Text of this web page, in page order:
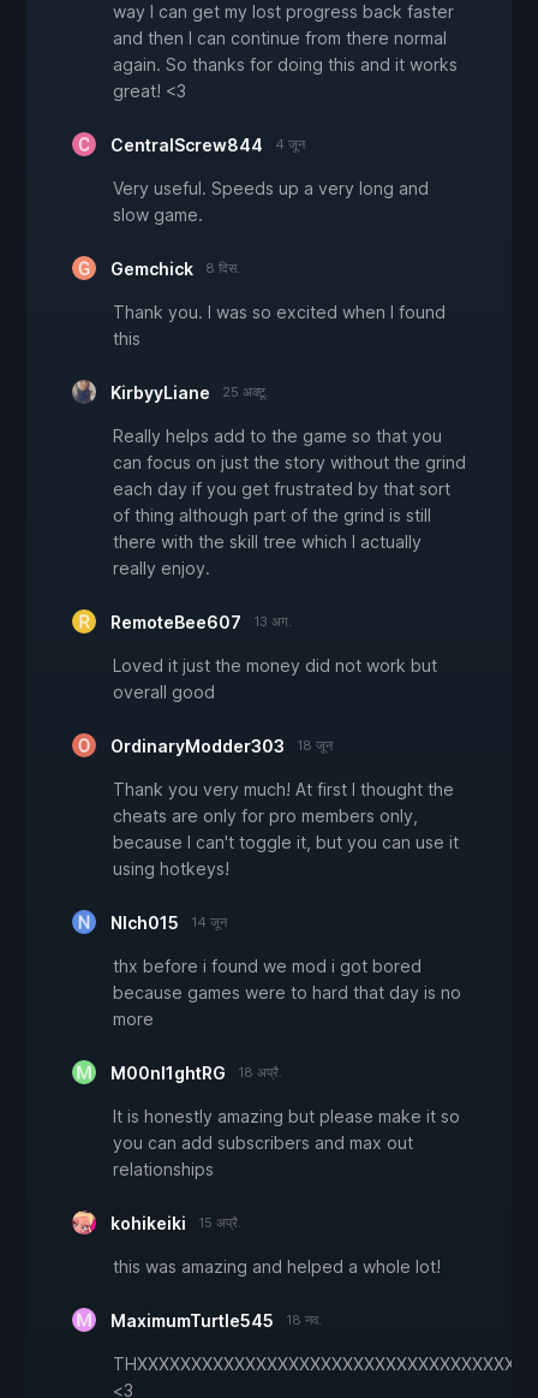
way I can get my lost progress back faster
and then I can continue from there normal
again. So thanks for doing this and it works
great! <3
CentralScrew844 4 जून
Very useful. Speeds up a very long and
slow game.
Gemchick 8 दिस.
Thank you. I was so excited when I found
this
KirbyyLiane 25 अक्टू.
Really helps add to the game so that you
can focus on just the story without the grind
each day if you get frustrated by that sort
of thing although part of the grind is still
there with the skill tree which I actually
really enjoy.
RemoteBee607 13 अग.
Loved it just the money did not work but
overall good
OrdinaryModder303 18 जून
Thank you very much! At first I thought the
cheats are only for pro members only,
because I can't toggle it, but you can use it
using hotkeys!
Nlch015 14 जून
thx before i found we mod i got bored
because games were to hard that day is no
more
M00nl1ghtRG 18 अप्रै.
It is honestly amazing but please make it so
you can add subscribers and max out
relationships
kohikeiki 15 अप्रै.
this was amazing and helped a whole lot!
MaximumTurtle545 18 नव.
<3